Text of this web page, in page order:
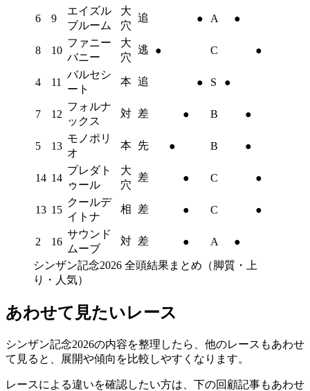
6 9
エイズル
ブルーム
大
穴
追 ● A ●
8 10
ファニー
バニー
大
穴
逃 ● C ●
4 11
バルセシ
ート
本 追 ● S ●
7 12
フォルナ
ックス
対 差 ● B ●
5 13
モノポリ
オ
本 先 ● B ●
14 14
プレダト
ゥール
大
穴
差 ● C ●
13 15
クールデ
イトナ
相 差 ● C ●
2 16
サウンド
ムーブ
対 差 ● A
●
シンザン記念2026 全頭結果まとめ（脚質・上
り・人気）
あわせて見たいレース
シンザン記念2026の内容を整理したら、他のレースもあわせ
て見ると、
展開や傾向を比較 しやすくなります。
レースによる違いを確認したい方は、下の回顧記事もあわせ